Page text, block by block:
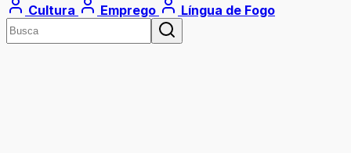
Cultura
Emprego Língua de Fogo